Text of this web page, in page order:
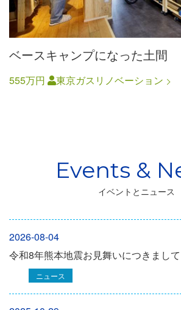
ベースキャンプになった土間
555万円 東京ガスリノベーション
イベントとニュース
2026-08-04
令和8年熊本地震お見舞いにつきまして
ニュース